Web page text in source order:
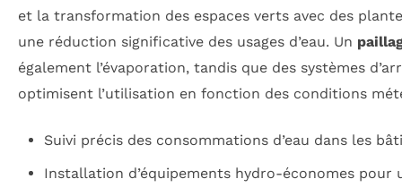
et la transformation des espaces verts avec des
une réduction significative des usages d’eau. Un
également l’évaporation, tandis que des systèmes
optimisent l’utilisation en fonction des conditions
Suivi précis des consommations d’eau dans les
Installation d’équipements hydro-économes pour